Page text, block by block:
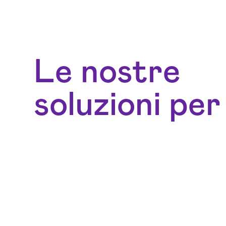
Le nostre
soluzioni